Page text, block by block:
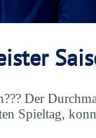
Der
Spieltag,